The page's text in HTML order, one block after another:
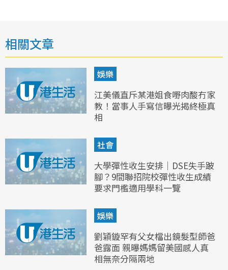
相關文章
娛樂
江美儀直斥某港姐食嘢肉酸冇家
教！當事人手寫信曝光揭終極真
相
社會
大學彈性收生安排｜DSE失手跛
腳？9間聯招院校彈性收生成績
要求門檻適用學科一覽
娛樂
劉穎鏇罕有父女檔出鏡髮型師爸
爸露面 親曝媽媽留美國感人真
相無奈分隔兩地